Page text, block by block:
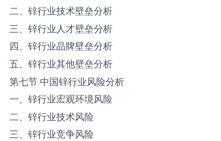
二、‌锌‌行业技术壁垒分析
三、‌锌‌行业人才壁垒分析
四、‌锌‌行业品牌壁垒分析
五、‌锌‌行业其他壁垒分析
第七节 中国‌锌‌行业风险分析
一、‌锌‌行业宏观环境风险
二、‌锌‌行业技术风险
三、‌锌‌行业竞争风险